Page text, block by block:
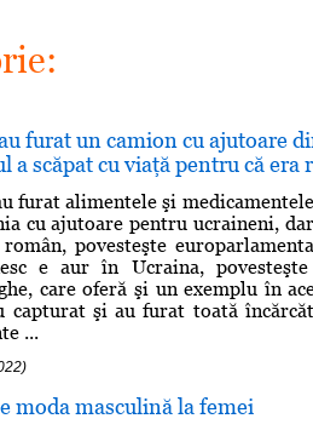
furat un camion cu ajutoare
a scăpat cu viaţă pentru că era
furat alimentele şi
cu ajutoare pentru ucraineni,
povesteşte
e aur în Ucraina,
care oferă şi un exemplu în
capturat şi au furat toată
...
moda masculină la femei